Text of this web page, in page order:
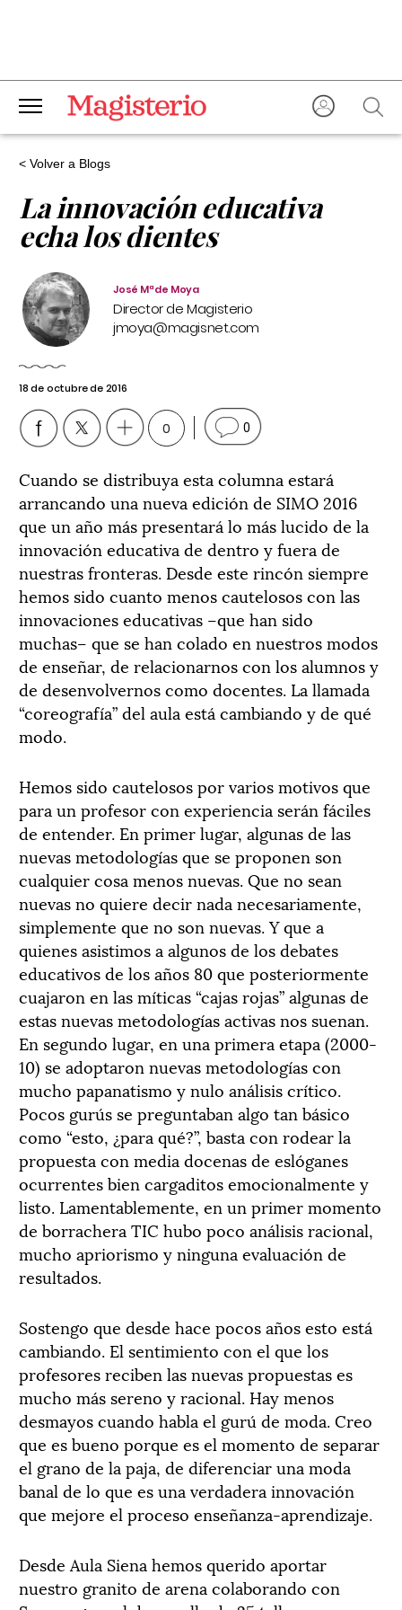
< Volver a Blogs
La innovación educativa
echa los dientes
José Mª de Moya
Director de Magisterio
jmoya@magisnet.com
18 de octubre de 2016
0 0
Cuando se distribuya esta columna estará
arrancando una nueva edición de SIMO 2016
que un año más presentará lo más lucido de la
innovación educativa de dentro y fuera de
nuestras fronteras. Desde este rincón siempre
hemos sido cuanto menos cautelosos con las
innovaciones educativas –que han sido
muchas– que se han colado en nuestros modos
de enseñar, de relacionarnos con los alumnos y
de desenvolvernos como docentes. La llamada
“coreografía” del aula está cambiando y de qué
modo.
Hemos sido cautelosos por varios motivos que
para un profesor con experiencia serán fáciles
de entender. En primer lugar, algunas de las
nuevas metodologías que se proponen son
cualquier cosa menos nuevas. Que no sean
nuevas no quiere decir nada necesariamente,
simplemente que no son nuevas. Y que a
quienes asistimos a algunos de los debates
educativos de los años 80 que posteriormente
cuajaron en las míticas “cajas rojas” algunas de
estas nuevas metodologías activas nos suenan.
En segundo lugar, en una primera etapa (2000-
10) se adoptaron nuevas metodologías con
mucho papanatismo y nulo análisis crítico.
Pocos gurús se preguntaban algo tan básico
como “esto, ¿para qué?”, basta con rodear la
propuesta con media docenas de eslóganes
ocurrentes bien cargaditos emocionalmente y
listo. Lamentablemente, en un primer momento
de borrachera TIC hubo poco análisis racional,
mucho apriorismo y ninguna evaluación de
resultados.
Sostengo que desde hace pocos años esto está
cambiando. El sentimiento con el que los
profesores reciben las nuevas propuestas es
mucho más sereno y racional. Hay menos
desmayos cuando habla el gurú de moda. Creo
que es bueno porque es el momento de separar
el grano de la paja, de diferenciar una moda
banal de lo que es una verdadera innovación
que mejore el proceso enseñanza-aprendizaje.
Desde Aula Siena hemos querido aportar
nuestro granito de arena colaborando con